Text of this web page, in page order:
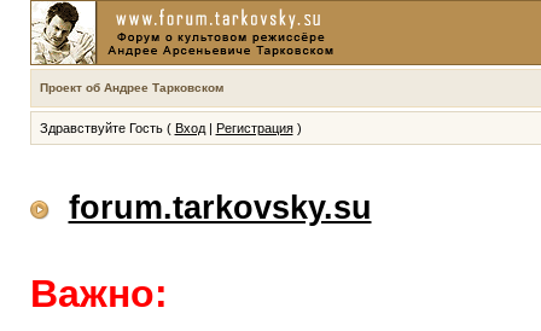
Проект об Андрее Тарковском
Здравствуйте Гость ( Вход| Регистрация)
forum.tarkovsky.su
Важно: